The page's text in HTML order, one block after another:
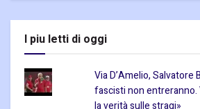
I piu letti di oggi
Via D’Amelio, Salvatore
fascisti non
la verità sulle stragi»